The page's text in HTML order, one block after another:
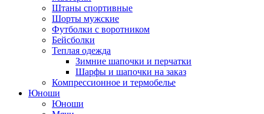
Штаны спортивные
Шорты мужские
Футболки с воротником
Бейсболки
Теплая одежда
Зимние шапочки и перчатки
Шарфы и шапочки на заказ
Компрессионное и термобелье
Юноши
Юноши